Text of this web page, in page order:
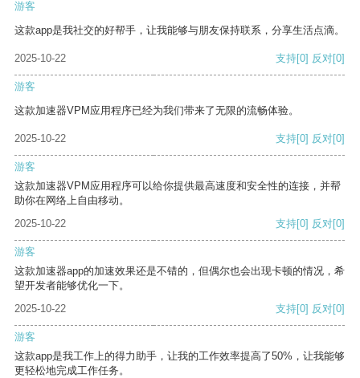
游客
这款app是我社交的好帮手，让我能够与朋友保持联系，分享生活点滴。
2025-10-22 支持[0] 反对[0]
游客
这款加速器VPM应用程序已经为我们带来了无限的流畅体验。
2025-10-22 支持[0] 反对[0]
游客
这款加速器VPM应用程序可以给你提供最高速度和安全性的连接，并帮
助你在网络上自由移动。
2025-10-22
支持[0] 反对[0]
游客
这款加速器app的加速效果还是不错的，但偶尔也会出现卡顿的情况，希
望开发者能够优化一下。
2025-10-22
支持[0] 反对[0]
游客
这款app是我工作上的得力助手，让我的工作效率提高了50%，让我能够
更轻松地完成工作任务。